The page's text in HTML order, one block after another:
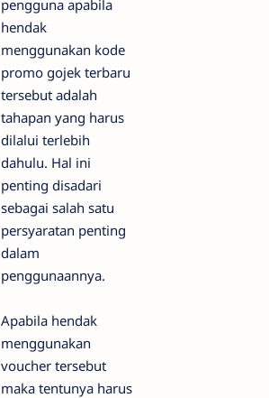
pengguna apabila
hendak
menggunakan kode
promo gojek terbaru
tersebut adalah
tahapan yang harus
dilalui terlebih
dahulu. Hal ini
penting disadari
sebagai salah satu
persyaratan penting
dalam
penggunaannya.
Apabila hendak
menggunakan
voucher tersebut
maka tentunya harus